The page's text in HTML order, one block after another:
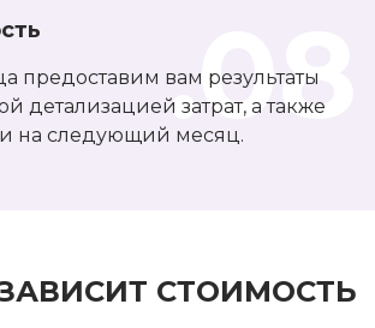
.08
предоставим вам результаты
детализацией затрат, а также
на следующий месяц.
СТОИМОСТЬ